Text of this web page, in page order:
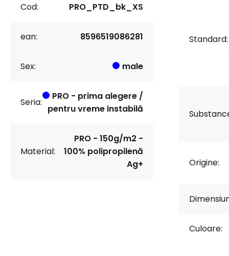
Cod: PRO_PTD_bk_XS
ean: 8596519086281
Sex: male
Seria:
PRO - prima alegere /
pentru vreme instabilă
Material:
PRO - 150g/m2 -
100% polipropilenă
Ag+
Standard:
Origine:
Culoare: